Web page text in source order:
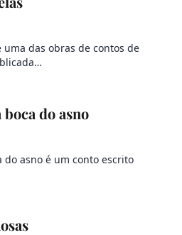
uma das obras de contos de
boca do asno
do asno é um conto escrito